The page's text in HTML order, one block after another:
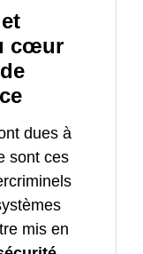
cœur
dues à
sont ces
mis en